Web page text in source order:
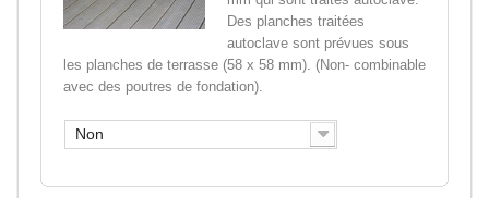
Des planches traitées
autoclave sont prévues sous
les planches de terrasse (58 x 58 mm). (Non- combinable
avec des poutres de fondation).
Non